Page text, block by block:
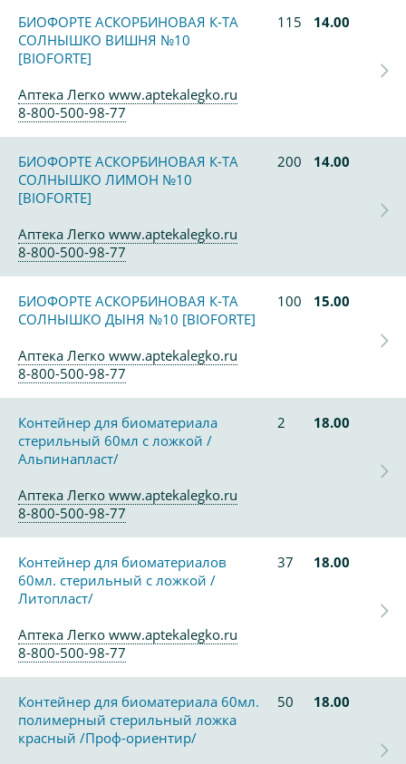
БИОФОРТЕ АСКОРБИНОВАЯ К-ТА
СОЛНЫШКО ВИШНЯ №10
[BIOFORTE]
115 14.00
Аптека Легко www.aptekalegko.ru
8-800-500-98-77
БИОФОРТЕ АСКОРБИНОВАЯ К-ТА
СОЛНЫШКО ЛИМОН №10
[BIOFORTE]
200 14.00
Аптека Легко www.aptekalegko.ru
8-800-500-98-77
БИОФОРТЕ АСКОРБИНОВАЯ К-ТА
СОЛНЫШКО ДЫНЯ №10 [BIOFORTE]
100 15.00
Аптека Легко www.aptekalegko.ru
8-800-500-98-77
Контейнер для биоматериала
стерильный 60мл с ложкой /
Альпинапласт/
2 18.00
Аптека Легко www.aptekalegko.ru
8-800-500-98-77
Контейнер для биоматериалов
60мл. стерильный с ложкой /
Литопласт/
37 18.00
Аптека Легко www.aptekalegko.ru
8-800-500-98-77
Контейнер для биоматериала 60мл.
полимерный стерильный ложка
красный /Проф-ориентир/
50 18.00